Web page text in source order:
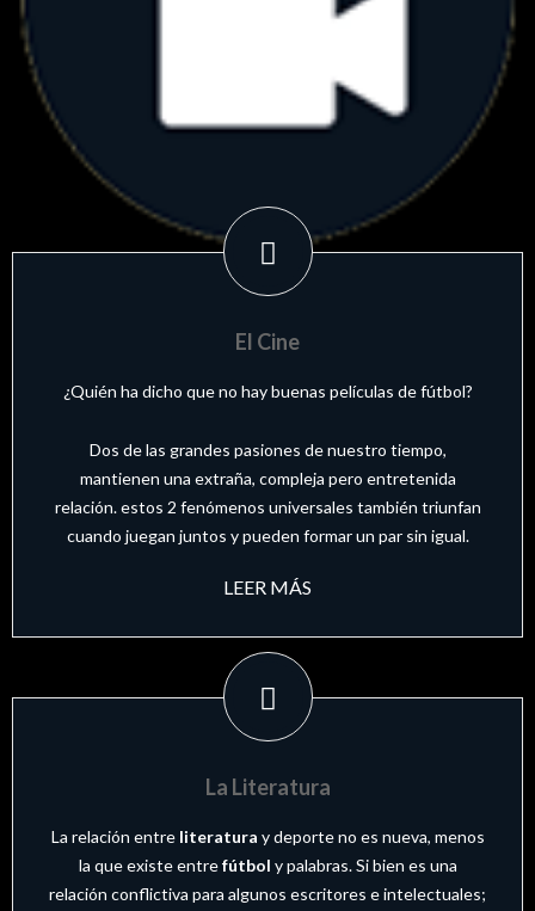
El Cine
¿Quién ha dicho que no hay buenas películas de fútbol?
Dos de las grandes pasiones de nuestro tiempo,
mantienen una extraña, compleja pero entretenida
relación. estos 2 fenómenos universales también triunfan
cuando juegan juntos y pueden formar un par sin igual.
LEER MÁS
La Literatura
La relación entre literatura y deporte no es nueva, menos
la que existe entrefútbol y palabras. Si bien es una
relación conflictiva para algunos escritores e intelectuales;